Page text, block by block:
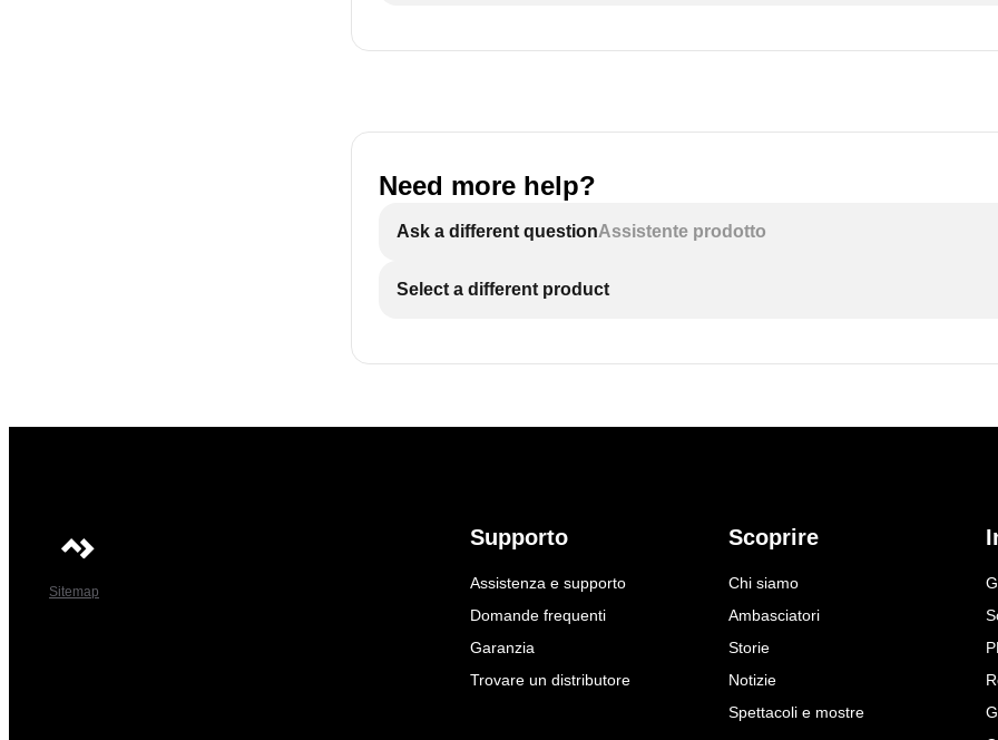
Need more help?
Ask a different questionAssistente prodotto
Select a different product
Sitemap
Supporto
Assistenza e supporto
Domande frequenti
Garanzia
Trovare un distributore
Scoprire
Chi siamo
Ambasciatori
Storie
Notizie
Spettacoli e mostre